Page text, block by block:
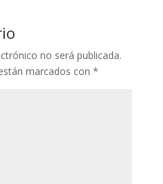
no será publicada.
marcados con *